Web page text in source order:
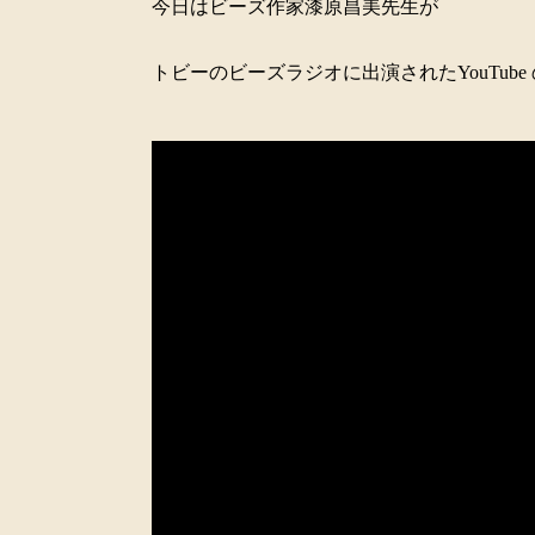
今日はビーズ作家漆原昌美先生が
トビーのビーズラジオに出演されたYouTube